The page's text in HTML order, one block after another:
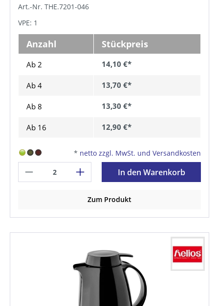
Art.-Nr. THE.7201-046
VPE: 1
Anzahl Stückpreis
Ab 2 14,10 €*
Ab 4 13,70 €*
Ab 8 13,30 €*
Ab 16 12,90 €*
* netto zzgl. MwSt. und Versandkosten
In den Warenkorb
Zum Produkt